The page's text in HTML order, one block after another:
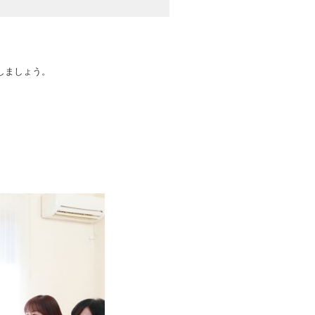
しょう。